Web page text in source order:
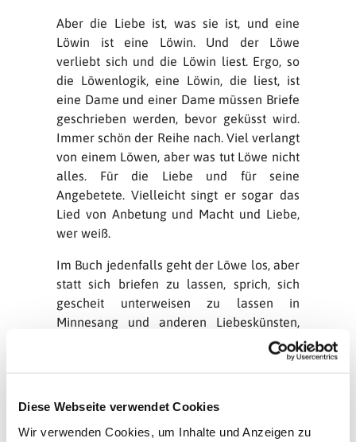
Diese Webseite verwendet Cookies
Wir verwenden Cookies, um Inhalte und Anzeigen zu
Aber die Liebe ist, was sie ist, und eine
Löwin ist eine Löwin. Und der Löwe
verliebt sich und die Löwin liest. Ergo, so
die Löwenlogik, eine Löwin, die liest, ist
eine Dame und einer Dame müssen Briefe
geschrieben werden, bevor geküsst wird.
Immer schön der Reihe nach. Viel verlangt
von einem Löwen, aber was tut Löwe nicht
alles. Für die Liebe und für seine
Angebetete. Vielleicht singt er sogar das
Lied von Anbetung und Macht und Liebe,
wer weiß.
Im Buch jedenfalls geht der Löwe los, aber
statt sich briefen zu lassen, sprich, sich
gescheit unterweisen zu lassen in
Minnesang und anderen Liebeskünsten,
demonstriert er seine Macht und versteckt
so seine Unsicherheit. Das war schon
Mistkäfer und Giraffe, die leider vom